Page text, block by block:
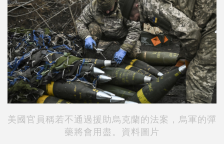
美國官員稱若不通過援助烏克蘭的法案，烏軍的彈
藥將會用盡。資料圖片